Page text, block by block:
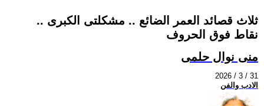
ثلاث قصائد العمر الضائع .. مشكلتى الكبرى ..
نقاط فوق الحروف
منى نوال حلمى
2026 / 3 / 31
الادب والفن